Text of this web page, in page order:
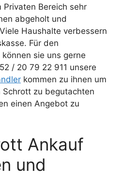
Bereich sehr
abgeholt und
Haushalte verbessern
Für den
sie uns gerne
/ 20 79 22 911 unsere
kommen zu ihnen um
zu begutachten
einen Angebot zu
Ankauf
und